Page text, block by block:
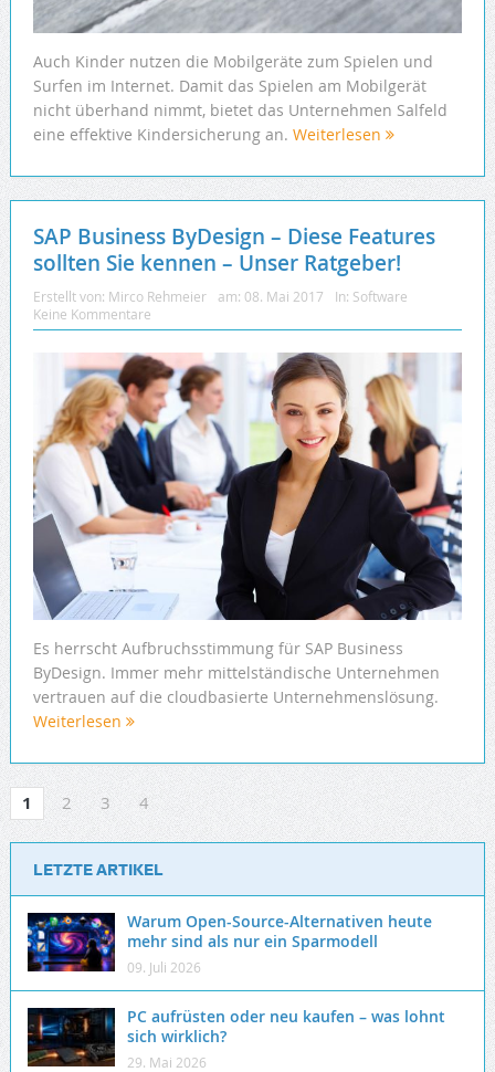
Auch Kinder nutzen die Mobilgeräte zum Spielen und
Surfen im Internet. Damit das Spielen am Mobilgerät
nicht überhand nimmt, bietet das Unternehmen Salfeld
eine effektive Kindersicherung an. Weiterlesen
SAP Business ByDesign – Diese Features
sollten Sie kennen – Unser Ratgeber!
Erstellt von: Mirco Rehmeier am: 08. Mai 2017 In: Software
Keine Kommentare
Es herrscht Aufbruchsstimmung für SAP Business
ByDesign. Immer mehr mittelständische Unternehmen
vertrauen auf die cloudbasierte Unternehmenslösung.
Weiterlesen
1 2 3 4
LETZTE ARTIKEL
Warum Open-Source-Alternativen heute
mehr sind als nur ein Sparmodell
09. Juli 2026
PC aufrüsten oder neu kaufen – was lohnt
sich wirklich?
29. Mai 2026